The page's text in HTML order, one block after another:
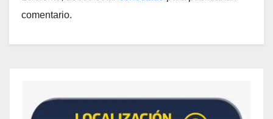
comentario.